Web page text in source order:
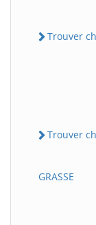
Trouver
Trouver
GRASSE